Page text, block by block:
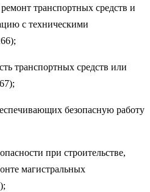
транспортных средств и
с техническими
транспортных средств или
безопасную работу
при строительстве,
магистральных